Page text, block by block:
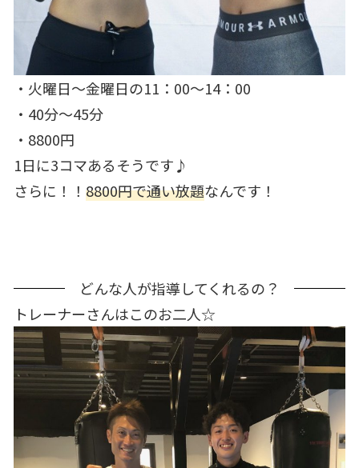
・火曜日～金曜日の11：00～14：00
・40分～45分
・8800円
1日に3コマあるそうです♪
さらに！！ 8800円で通い放題なんです！
どんな人が指導してくれるの？
トレーナーさんはこのお二人☆